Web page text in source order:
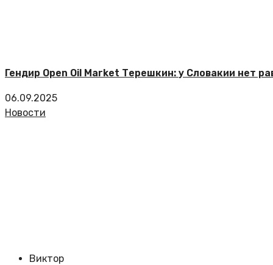
Гендир Open Oil Market Терешкин: у Словакии нет
06.09.2025
Новости
Виктор